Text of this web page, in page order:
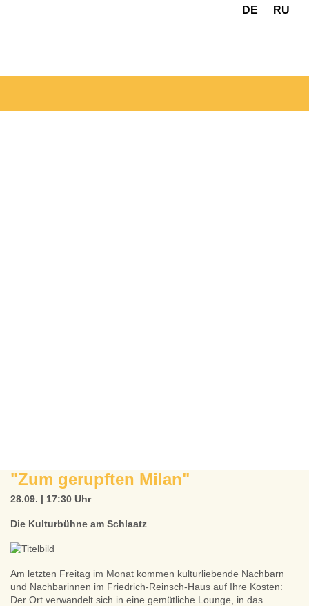
DE RU
"Zum gerupften Milan"
28.09. | 17:30 Uhr
Die Kulturbühne am Schlaatz
Am letzten Freitag im Monat kommen kulturliebende Nachbarn
und Nachbarinnen im Friedrich-Reinsch-Haus auf Ihre Kosten:
Der Ort verwandelt sich in eine gemütliche Lounge, in das